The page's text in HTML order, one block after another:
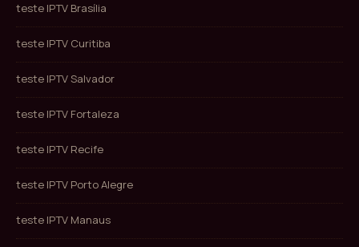
teste IPTV Brasília
teste IPTV Curitiba
teste IPTV Salvador
teste IPTV Fortaleza
teste IPTV Recife
teste IPTV Porto Alegre
teste IPTV Manaus